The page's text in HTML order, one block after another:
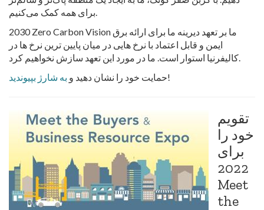
2030 Zero Carbon Vision ما بر تعهد دیرینه ما برای ارائه برق
ایمن و قابل اعتماد با نرخ هایی در میان پایین ترین نرخ ها در
حمایت خود را نشان دهید و به شارژ بپیوندید !
تقویم
خود را
برای
2022
Meet
the